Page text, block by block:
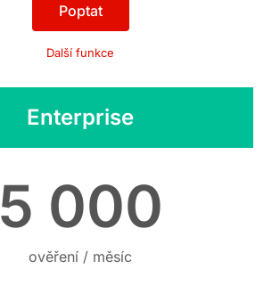
Poptat
Další funkce
Enterprise
5 000
ověření / měsíc